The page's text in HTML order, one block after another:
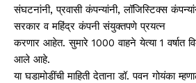
संघटनांनी, प्रवासी कंपन्यांनी, लॉजिस्टिक्स
सरकार व महिंद्र कंपनी संयुक्तपणे प्रयत्न
करणार आहेत. सुमारे 1000 वाहने येत्या 1 वर्षात
आले आहे.
या घडामोडींची माहिती देताना डॉ. पवन गोयंका